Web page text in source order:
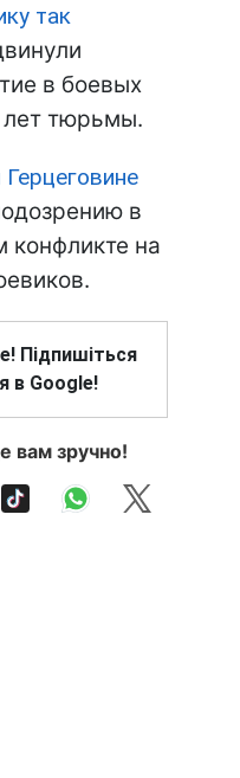
так
в боевых
лет тюрьмы.
в
конфликте на
Підпишіться
в Google!
вам зручно!